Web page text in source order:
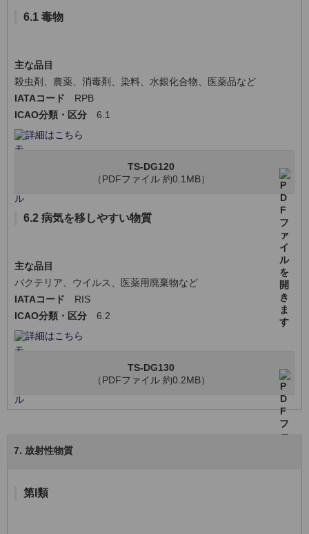
6.1 毒物
主な品目
殺虫剤、農薬、消毒剤、染料、水銀化合物、医薬品など
IATAコード
RPB
ICAO分類・区分 6.1
詳細はこちら
TS-DG120
（PDFファイル 約0.1MB）
6.2 病気を移しやすい物質
主な品目
バクテリア、ウイルス、医薬用廃棄物など
IATAコード
RIS
ICAO分類・区分 6.2
詳細はこちら
TS-DG130
（PDFファイル 約0.2MB）
7. 放射性物質
第I類